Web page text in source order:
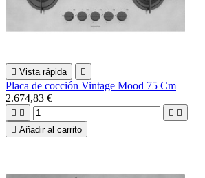
 Vista rápida 
Placa de cocción Vintage Mood 75 Cm
2.674,83 €
   
 Añadir al carrito